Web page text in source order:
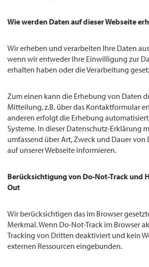
Wie werden Daten auf dieser Webseite
Wir erheben und verarbeiten Ihre Daten
wenn wir entweder Ihre Einwilligung zur
erhalten haben oder die Verarbeitung
Zum einen kann die Erhebung von Daten
Mitteilung, z.B. über das Kontaktformular
anderen erfolgt die Erhebung
Systeme. In dieser Datenschutz-Erklärung
umfassend über Art, Zweck und Dauer
auf unserer Webseite informieren.
Berücksichtigung von Do-Not-Track und
Out
Wir berücksichtigen das im Browser
Merkmal. Wenn Do-Not-Track im Browser
Tracking von Dritten deaktiviert und kein
externen Ressourcen eingebunden.